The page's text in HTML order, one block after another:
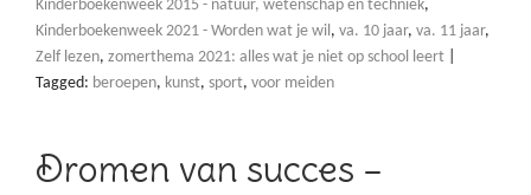
Kinderboekenweek 2015 - natuur, wetenschap en techniek,
Kinderboekenweek 2021 - Worden wat je wil, va. 10 jaar, va. 11 jaar,
Zelf lezen, zomerthema 2021: alles wat je niet op school leert
Tagged: beroepen, kunst, sport, voor meiden
Dromen van succes –